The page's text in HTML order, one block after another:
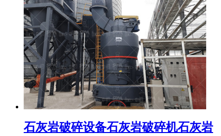
石灰岩破碎设备石灰岩破碎机石灰岩